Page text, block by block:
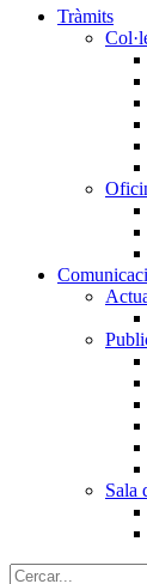
Tràmits
Sala
Cercar: